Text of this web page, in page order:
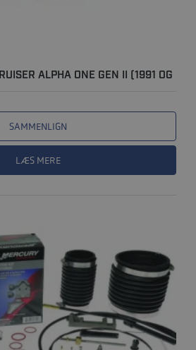
ALPHA ONE GEN II (1991 OG
SAMMENLIGN
LÆS MERE